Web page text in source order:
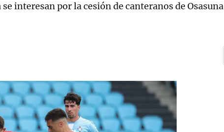
interesan por la cesión de canteranos de Osasuna